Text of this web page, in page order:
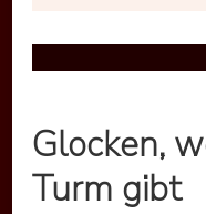
Glocken,
Turm gibt